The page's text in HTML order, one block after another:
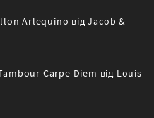
Arlequino від Jacob &
Carpe Diem від Louis